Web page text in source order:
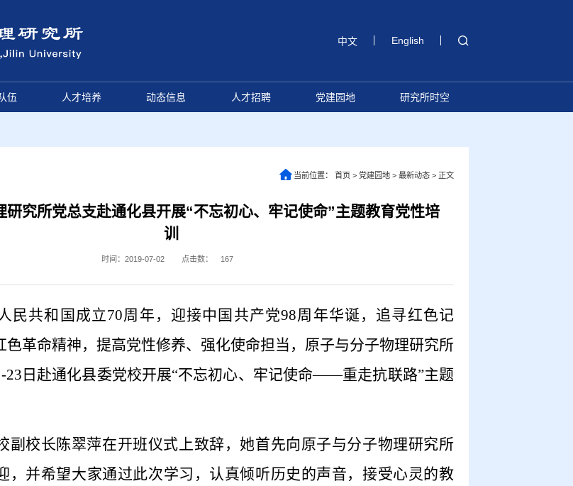
中文 English
伍 人才培养 动态信息 人才招聘 党建园地 研究所时空
当前位置： 首页 > 党建园地 > 最新动态 > 正文
研究所党总支赴通化县开展“不忘初心、牢记使命”主题教育党性培
训
时间：2019-07-02 点击数： 167
民共和国成立70周年，迎接中国共产党98周年华诞，追寻红色记
色革命精神，提高党性修养、强化使命担当，原子与分子物理研究所
-23 日赴通化县委党校开展“不忘初心、牢记使命——重走抗联路”主题
副校长陈翠萍在开班仪式上致辞，她首先向原子与分子物理研究所
，并希望大家通过此次学习，认真倾听历史的声音，接受心灵的教